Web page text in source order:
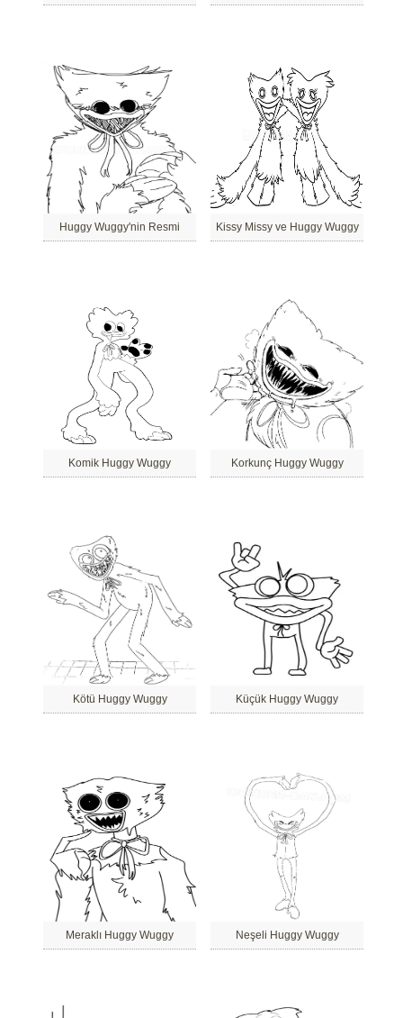
Huggy Wuggy'nin Resmi Kissy Missy ve Huggy Wuggy
Komik Huggy Wuggy Korkunç Huggy Wuggy
Kötü Huggy Wuggy Küçük Huggy Wuggy
Meraklı Huggy Wuggy Neşeli Huggy Wuggy